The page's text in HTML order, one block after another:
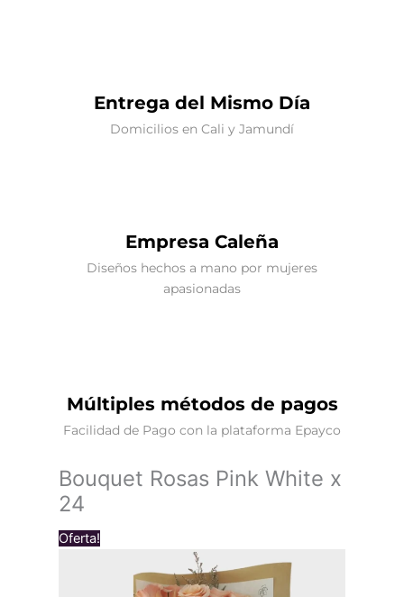
Entrega del Mismo Día
Domicilios en Cali y Jamundí
Empresa Caleña
Diseños hechos a mano por mujeres
apasionadas
Múltiples métodos de pagos
Facilidad de Pago con la plataforma Epayco
Bouquet Rosas Pink White x
24
Oferta!